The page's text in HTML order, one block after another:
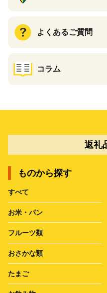
よくあるご質問
コラム
返礼
ものから探す
すべて
お米・パン
フルーツ類
おさかな類
たまご